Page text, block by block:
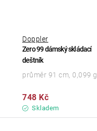
Zero 99 dámský skládací
deštník
Doppler
Skladem
748 Kč
průměr 91 cm, 0,099 g